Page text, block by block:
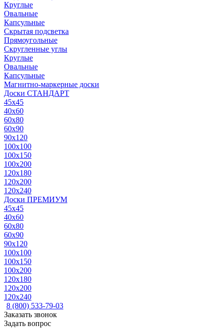
Круглые
Овальные
Капсульные
Скрытая подсветка
Прямоугольные
Скругленные углы
Круглые
Овальные
Капсульные
Магнитно-маркерные доски
Доски СТАНДАРТ
45x45
40x60
60x80
60x90
90x120
100x100
100x150
100x200
120x180
120x200
120x240
Доски ПРЕМИУМ
45x45
40x60
60x80
60x90
90x120
100x100
100x150
100x200
120x180
120x200
120x240
8 (800) 533-79-03
Заказать звонок
Задать вопрос